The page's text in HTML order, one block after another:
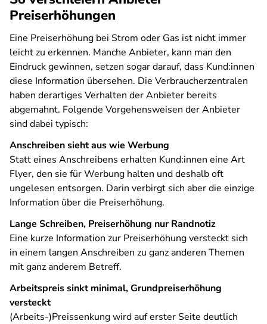
Preiserhöhungen
Eine Preiserhöhung bei Strom oder Gas ist nicht immer
leicht zu erkennen. Manche Anbieter, kann man den
Eindruck gewinnen, setzen sogar darauf, dass Kund:innen
diese Information übersehen. Die Verbraucherzentralen
haben derartiges Verhalten der Anbieter bereits
abgemahnt. Folgende Vorgehensweisen der Anbieter
sind dabei typisch:
Anschreiben sieht aus wie Werbung
Statt eines Anschreibens erhalten Kund:innen eine Art
Flyer, den sie für Werbung halten und deshalb oft
ungelesen entsorgen. Darin verbirgt sich aber die einzige
Information über die Preiserhöhung.
Lange Schreiben, Preiserhöhung nur Randnotiz
Eine kurze Information zur Preiserhöhung versteckt sich
in einem langen Anschreiben zu ganz anderen Themen
mit ganz anderem Betreff.
Arbeitspreis sinkt minimal, Grundpreiserhöhung
versteckt
(Arbeits-)Preissenkung wird auf erster Seite deutlich